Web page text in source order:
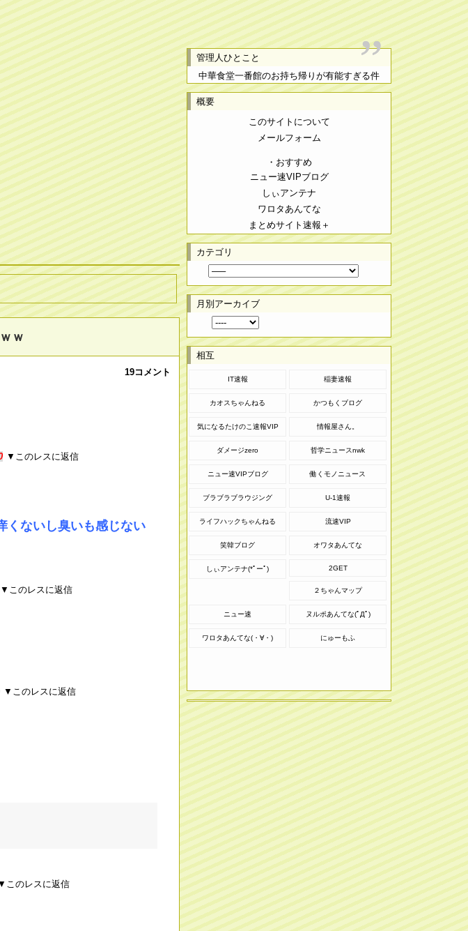
ｗ
19コメント
▼このレスに返信
くないし臭いも感じない
▼このレスに返信
▼このレスに返信
このレスに返信
管理人ひとこと
中華食堂一番館のお持ち帰りが有能すぎる件
概要
このサイトについて
メールフォーム
・おすすめ
ニュー速VIPブログ
しぃアンテナ
ワロタあんてな
まとめサイト速報＋
カテゴリ
月別アーカイブ
相互
IT速報 稲妻速報
カオスちゃんねる かつもくブログ
気になるたけのこ速報VIP 情報屋さん。
ダメージzero 哲学ニュースnwk
ニュー速VIPブログ 働くモノニュース
ブラブラブラウジング U-1速報
ライフハックちゃんねる 流速VIP
笑韓ブログ オワタあんてな
しぃアンテナ(*ﾟーﾟ) 2GET
２ちゃんマップ
ニュー速 ヌルポあんてな(ﾟДﾟ)
ワロタあんてな(・∀・) にゅーもふ